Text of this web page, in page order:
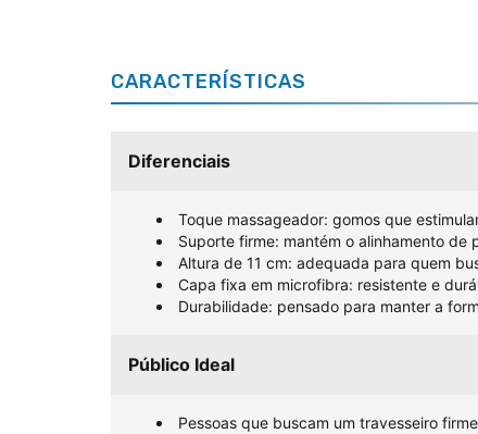
CARACTERÍSTICAS
Diferenciais
Toque massageador: gomos que
Suporte firme: mantém o alinhamento
Altura de 11 cm: adequada para quem
Capa fixa em microfibra: resistente e
Durabilidade: pensado para manter a
Público Ideal
Pessoas que buscam um travesseiro